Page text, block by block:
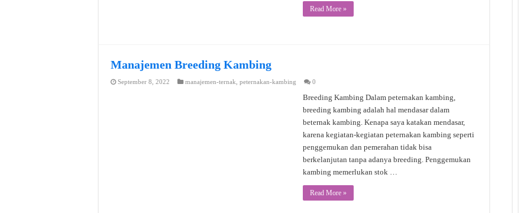
Read More »
Manajemen Breeding Kambing
September 8, 2022 manajemen-ternak peternakan-kambing 0
Breeding Kambing Dalam peternakan kambing,
breeding kambing adalah hal mendasar dalam
beternak kambing. Kenapa saya katakan mendasar,
karena kegiatan-kegiatan peternakan kambing seperti
penggemukan dan pemerahan tidak bisa
berkelanjutan tanpa adanya breeding. Penggemukan
kambing memerlukan stok …
Read More »